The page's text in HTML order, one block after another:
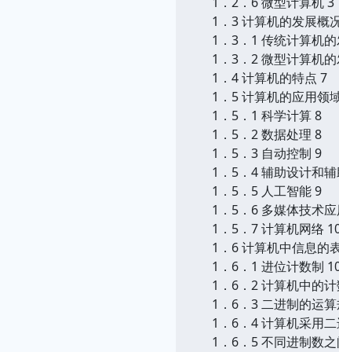
1．3 计算机的发展概
1．3．1 传统计算机
1．3．2 微型计算机
1．4 计算机的特点 7
1．5 计算机的应用领
1．5．1 科学计算 8
1．5．2 数据处理 8
1．5．3 自动控制 9
1．5．4 辅助设计和
1．5．5 人工智能 9
1．5．6 多媒体技术
1．5．7 计算机网络
1．6 计算机中信息的
1．6．1 进位计数制
1．6．2 计算机中的计
1．6．3 二进制的运
1．6．4 计算机采用
1．6．5 不同进制数